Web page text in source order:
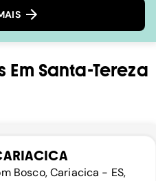
Em Santa-Tereza
Bosco, Cariacica - ES,